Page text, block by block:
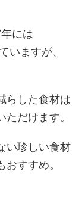
には
いますが、
らした食材は
だけます。
い珍しい食材
すすめ。